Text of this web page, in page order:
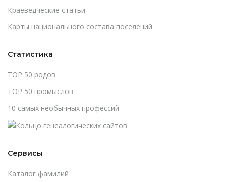
Краеведческие статьи
Карты национального состава поселений
Статистика
TOP 50 родов
TOP 50 промыслов
10 самых необычных профессий
Сервисы
Каталог фамилий